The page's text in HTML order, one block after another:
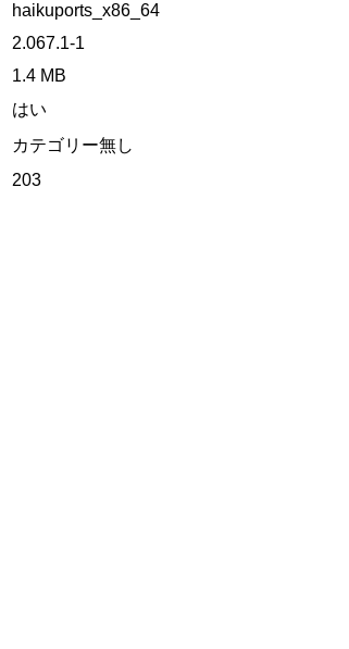
haikuports_x86_64
2.067.1-1
1.4 MB
はい
カテゴリー無し
203